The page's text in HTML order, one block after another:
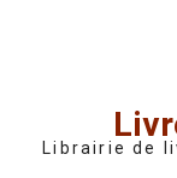
Librairie de